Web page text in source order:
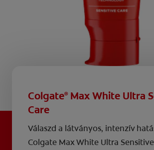
Colgate® Max White Ultra
Care
Válaszd a látványos, intenzív
Colgate Max White Ultra